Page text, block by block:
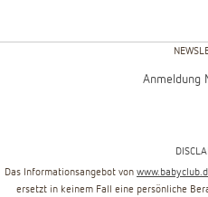
Anmeldung
Das Informationsangebot von
ersetzt in keinem Fall eine persönliche